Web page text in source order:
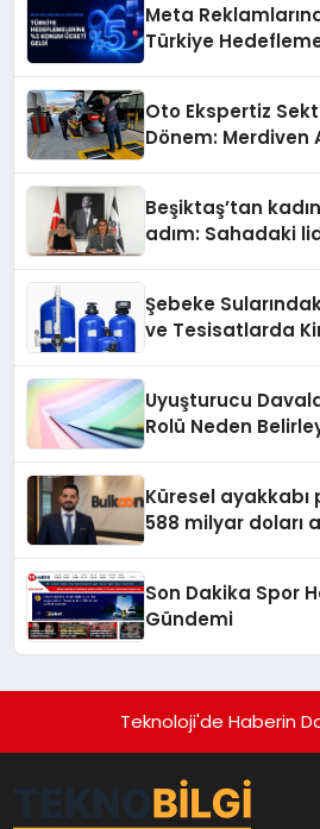
Meta
Türkiye
Oto Ekspertiz
Dönem: Merdiven
Beşiktaş’tan
adım: Sahadaki
Şebeke
ve Tesisatlarda
Uyuşturucu
Rolü Neden
Küresel ayakkabı
588 milyar doları
Son Dakika Spor
Gündemi
Teknoloji'de Haberin